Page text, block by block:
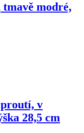
tmavě modré,
proutí, v
28,5 cm